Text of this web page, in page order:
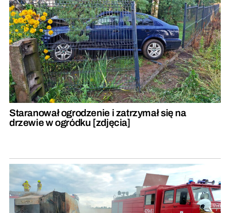
Staranował ogrodzenie i zatrzymał się na
drzewie w ogródku [zdjęcia]